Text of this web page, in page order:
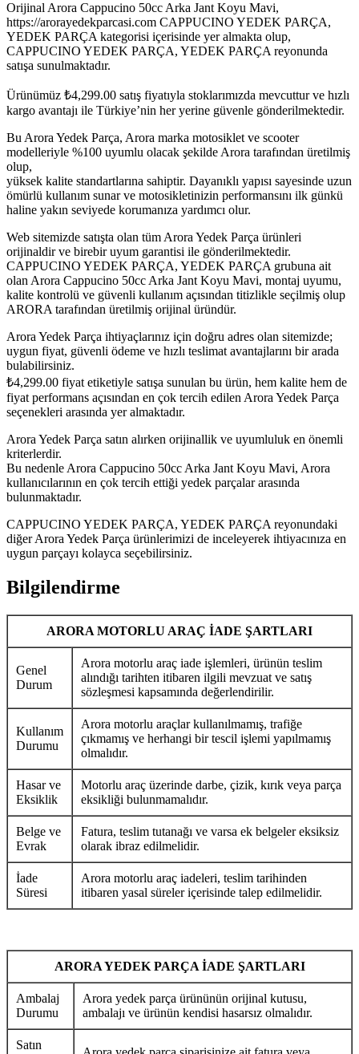
Orijinal Arora Cappucino 50cc Arka Jant Koyu Mavi,
https://arorayedekparcasi.com CAPPUCINO YEDEK PARÇA,
YEDEK PARÇA kategorisi içerisinde yer almakta olup,
CAPPUCINO YEDEK PARÇA, YEDEK PARÇA reyonunda
satışa sunulmaktadır.
Ürünümüz ₺4,299.00 satış fiyatıyla stoklarımızda mevcuttur ve hızlı
kargo avantajı ile Türkiye’nin her yerine güvenle gönderilmektedir.
Bu Arora Yedek Parça, Arora marka motosiklet ve scooter
modelleriyle %100 uyumlu olacak şekilde Arora tarafından üretilmiş
olup,
yüksek kalite standartlarına sahiptir. Dayanıklı yapısı sayesinde uzun
ömürlü kullanım sunar ve motosikletinizin performansını ilk günkü
haline yakın seviyede korumanıza yardımcı olur.
Web sitemizde satışta olan tüm Arora Yedek Parça ürünleri
orijinaldir ve birebir uyum garantisi ile gönderilmektedir.
CAPPUCINO YEDEK PARÇA, YEDEK PARÇA grubuna ait
olan Arora Cappucino 50cc Arka Jant Koyu Mavi, montaj uyumu,
kalite kontrolü ve güvenli kullanım açısından titizlikle seçilmiş olup
ARORA tarafından üretilmiş orijinal üründür.
Arora Yedek Parça ihtiyaçlarınız için doğru adres olan sitemizde;
uygun fiyat, güvenli ödeme ve hızlı teslimat avantajlarını bir arada
bulabilirsiniz.
₺4,299.00 fiyat etiketiyle satışa sunulan bu ürün, hem kalite hem de
fiyat performans açısından en çok tercih edilen Arora Yedek Parça
seçenekleri arasında yer almaktadır.
Arora Yedek Parça satın alırken orijinallik ve uyumluluk en önemli
kriterlerdir.
Bu nedenle Arora Cappucino 50cc Arka Jant Koyu Mavi, Arora
kullanıcılarının en çok tercih ettiği yedek parçalar arasında
bulunmaktadır.
CAPPUCINO YEDEK PARÇA, YEDEK PARÇA reyonundaki
diğer Arora Yedek Parça ürünlerimizi de inceleyerek ihtiyacınıza en
uygun parçayı kolayca seçebilirsiniz.
Bilgilendirme
ARORA MOTORLU ARAÇ İADE ŞARTLARI
Genel
Durum
Arora motorlu araç iade işlemleri, ürünün teslim
alındığı tarihten itibaren ilgili mevzuat ve satış
sözleşmesi kapsamında değerlendirilir.
Kullanım
Durumu
Arora motorlu araçlar kullanılmamış, trafiğe
çıkmamış ve herhangi bir tescil işlemi yapılmamış
olmalıdır.
Hasar ve
Eksiklik
Motorlu araç üzerinde darbe, çizik, kırık veya parça
eksikliği bulunmamalıdır.
Belge ve
Evrak
Fatura, teslim tutanağı ve varsa ek belgeler eksiksiz
olarak ibraz edilmelidir.
İade
Süresi
Arora motorlu araç iadeleri, teslim tarihinden
itibaren yasal süreler içerisinde talep edilmelidir.
ARORA YEDEK PARÇA İADE ŞARTLARI
Ambalaj
Durumu
Arora yedek parça ürününün orijinal kutusu,
ambalajı ve ürünün kendisi hasarsız olmalıdır.
Satın